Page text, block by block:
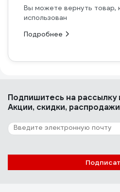
Вы можете вернуть товар,
использован
Подробнее
Подпишитесь на рассылку
Акции, скидки,